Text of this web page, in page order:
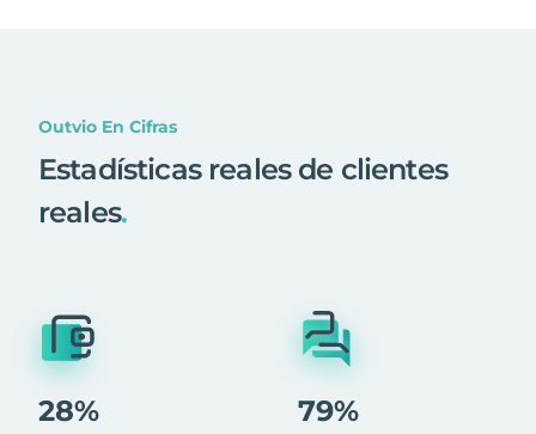
Outvio En Cifras
Estadísticas reales de clientes
reales.
28% 79%